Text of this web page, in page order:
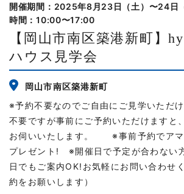
開催期間：2025年8月23日（土）〜24日
時間：10:00〜17:00
【岡山市南区築港新町】
ハウス見学会
岡山市南区築港新町
※予約不要なのでご自由にご見学いた
不要ですが事前にご予約いただけますと
お伺いいたします。 ※事前予約でアマ
プレゼント! ※開催日で予定が合わない
日でもご案内OK!お気軽にお問い合わせ
約をお願いします）